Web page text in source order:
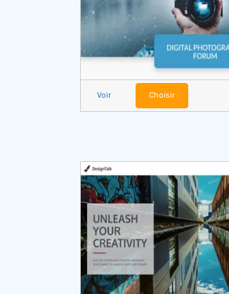
Voir Choisir